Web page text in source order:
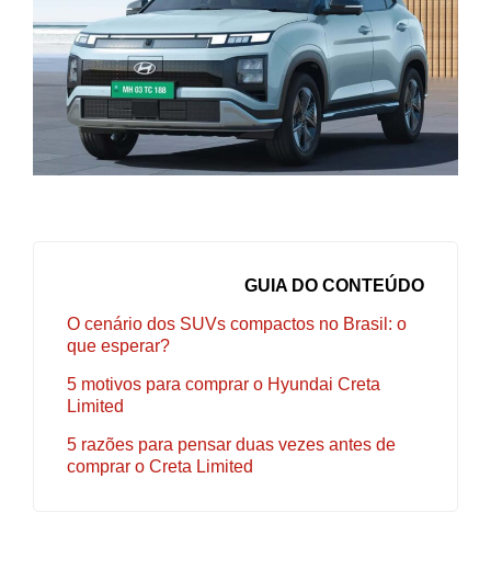
GUIA DO CONTEÚDO
O cenário dos SUVs compactos no Brasil: o
que esperar?
5 motivos para comprar o Hyundai Creta
Limited
5 razões para pensar duas vezes antes de
comprar o Creta Limited